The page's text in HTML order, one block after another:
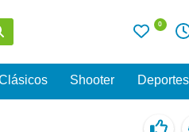
0
Shooter Deportes